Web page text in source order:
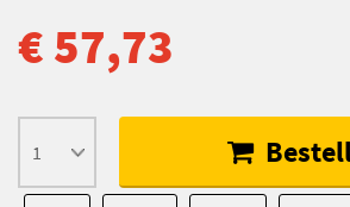
€ 57,73